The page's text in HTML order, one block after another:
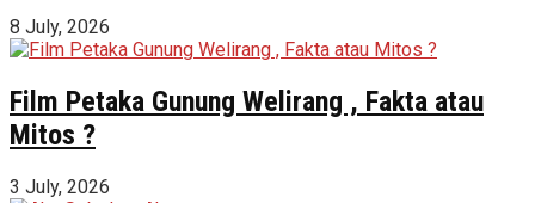
8 July, 2026
Film Petaka Gunung Welirang , Fakta atau
Mitos ?
3 July, 2026